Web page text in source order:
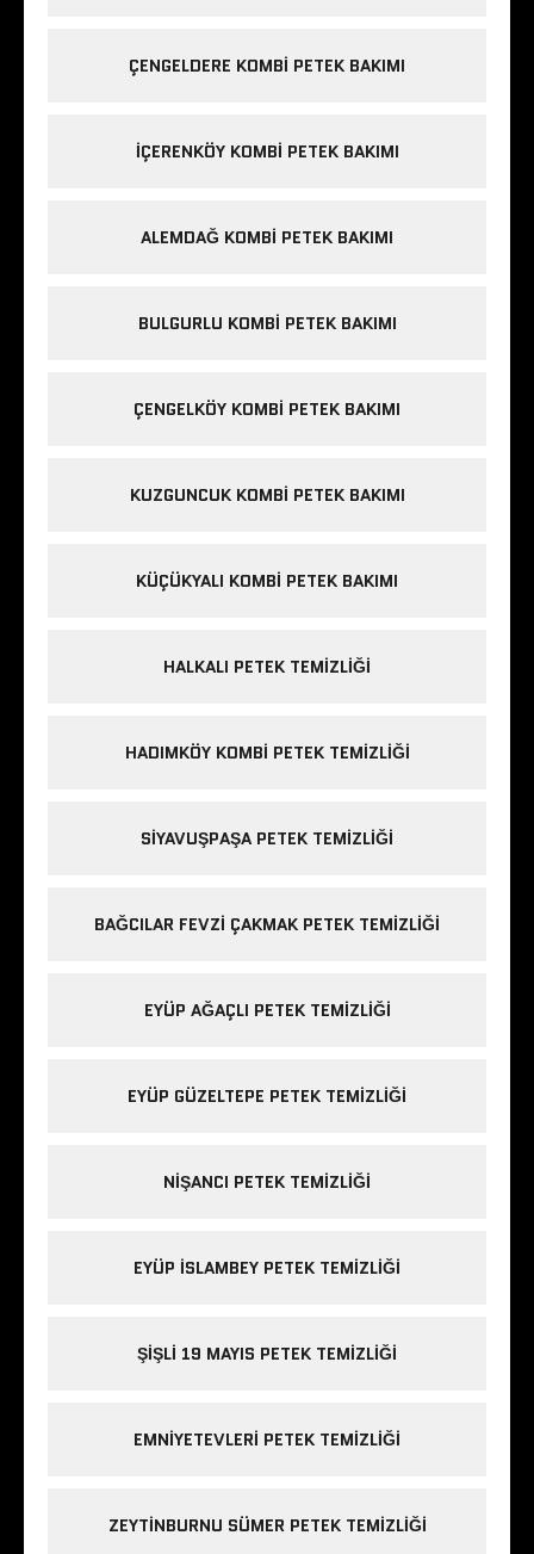
ÇENGELDERE KOMBI PETEK BAKIMI
IÇERENKÖY KOMBI PETEK BAKIMI
ALEMDAĞ KOMBI PETEK BAKIMI
BULGURLU KOMBI PETEK BAKIMI
ÇENGELKÖY KOMBI PETEK BAKIMI
KUZGUNCUK KOMBI PETEK BAKIMI
KÜÇÜKYALI KOMBI PETEK BAKIMI
HALKALI PETEK TEMIZLIĞI
HADIMKÖY KOMBI PETEK TEMIZLIĞI
SIYAVUŞPAŞA PETEK TEMIZLIĞI
BAĞCILAR FEVZI ÇAKMAK PETEK TEMIZLIĞI
EYÜP AĞAÇLI PETEK TEMIZLIĞI
EYÜP GÜZELTEPE PETEK TEMIZLIĞI
NIŞANCI PETEK TEMIZLIĞI
EYÜP ISLAMBEY PETEK TEMIZLIĞI
ŞIŞLI 19 MAYIS PETEK TEMIZLIĞI
EMNIYETEVLERI PETEK TEMIZLIĞI
ZEYTINBURNU SÜMER PETEK TEMIZLIĞI